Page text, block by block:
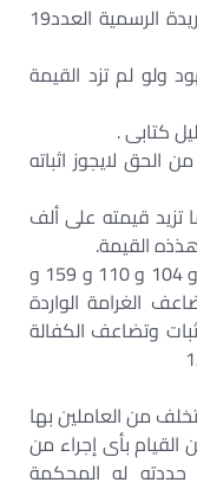
(عدلت بالقانون رقم 18 لسنة 1999 الجريدة الرسمية العدد19
ولو لم تزد القيمة
كتابى .
الحق لايجوز اثباته
قيمته على ألف
القيمة.
تضاعف الغرامة الواردة بالمواد 99 / 1 ، و 104 و 110 و 159 و
و 324 و 397 و 499 وتضاعف الغرامة الواردة
من قانون الإثبات وتضاعف الكفالة
من العاملين بها
بأى إجراء من
حددته له المحكمة